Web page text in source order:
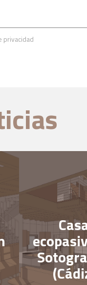
privacidad